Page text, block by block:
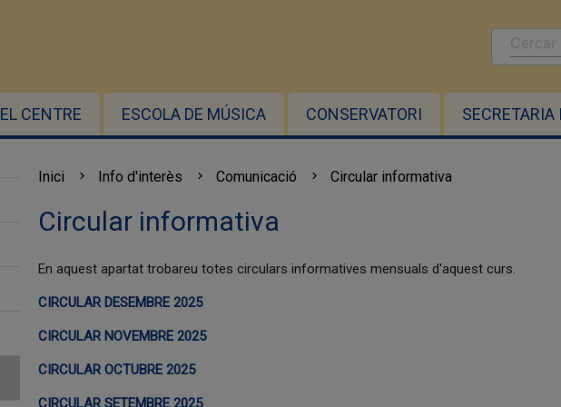
EL CENTRE ESCOLA DE MÚSICA CONSERVATORI
Inici Info d'interès Comunicació Circular informativa
Circular informativa
En aquest apartat trobareu totes circulars informatives mensuals d'aquest curs.
CIRCULAR DESEMBRE 2025
CIRCULAR NOVEMBRE 2025
CIRCULAR OCTUBRE 2025
CIRCULAR SETEMBRE 2025